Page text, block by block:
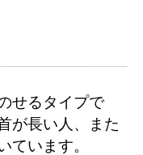
せるタイプで
が長い人、また
ています。